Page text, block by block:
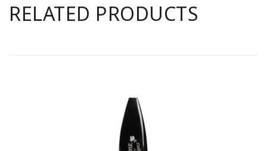
RELATED PRODUCTS